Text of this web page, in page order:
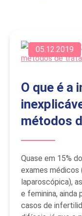
05.12.2019
O que é a
métodos
Quase em 15%
exames médicos
laparoscópica),
e feminina, ainda
casos de